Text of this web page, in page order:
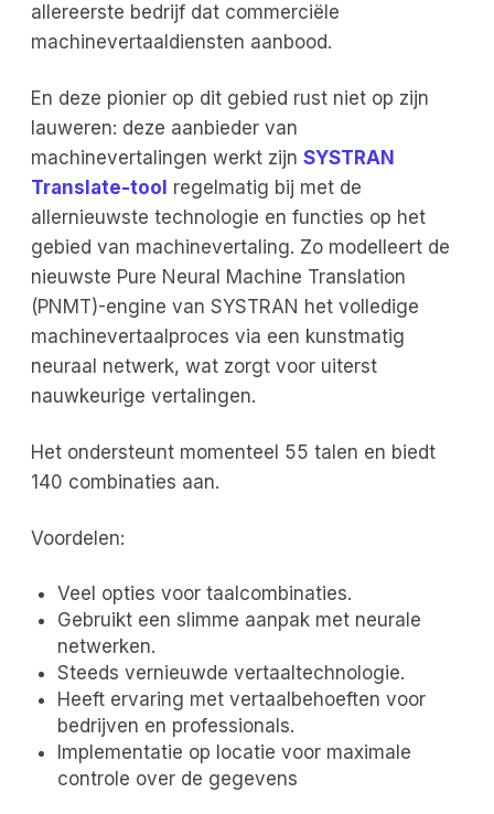
allereerste bedrijf dat commerciële
machinevertaaldiensten aanbood.
En deze pionier op dit gebied rust niet op zijn
lauweren: deze aanbieder van
machinevertalingen werkt zijn SYSTRAN
Translate-tool regelmatig bij met de
allernieuwste technologie en functies op het
gebied van machinevertaling. Zo modelleert de
nieuwste Pure Neural Machine Translation
(PNMT)-engine van SYSTRAN het volledige
machinevertaalproces via een kunstmatig
neuraal netwerk, wat zorgt voor uiterst
nauwkeurige vertalingen.
Het ondersteunt momenteel 55 talen en biedt
140 combinaties aan.
Voordelen:
Veel opties voor taalcombinaties.
Gebruikt een slimme aanpak met neurale
netwerken.
Steeds vernieuwde vertaaltechnologie.
Heeft ervaring met vertaalbehoeften voor
bedrijven en professionals.
Implementatie op locatie voor maximale
controle over de gegevens